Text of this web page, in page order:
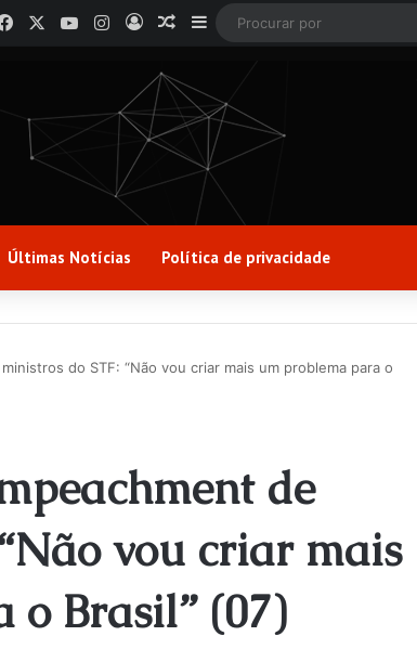
FacebookYouTubeInstagram
EntrarArtigo aleatório
Barra Lateral
Últimas Notícias Política de privacidade
do STF: “Não vou criar mais um problema para o
de
vou criar mais
o Brasil” (07)